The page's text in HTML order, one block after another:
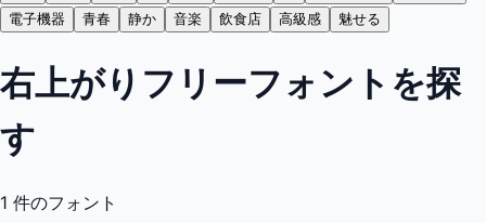
電子機器
青春 静か 音楽 飲食店 高級感 魅せる
右上がりフリーフォントを探
す
1 件のフォント